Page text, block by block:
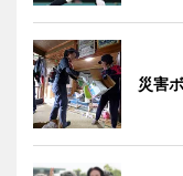
災害